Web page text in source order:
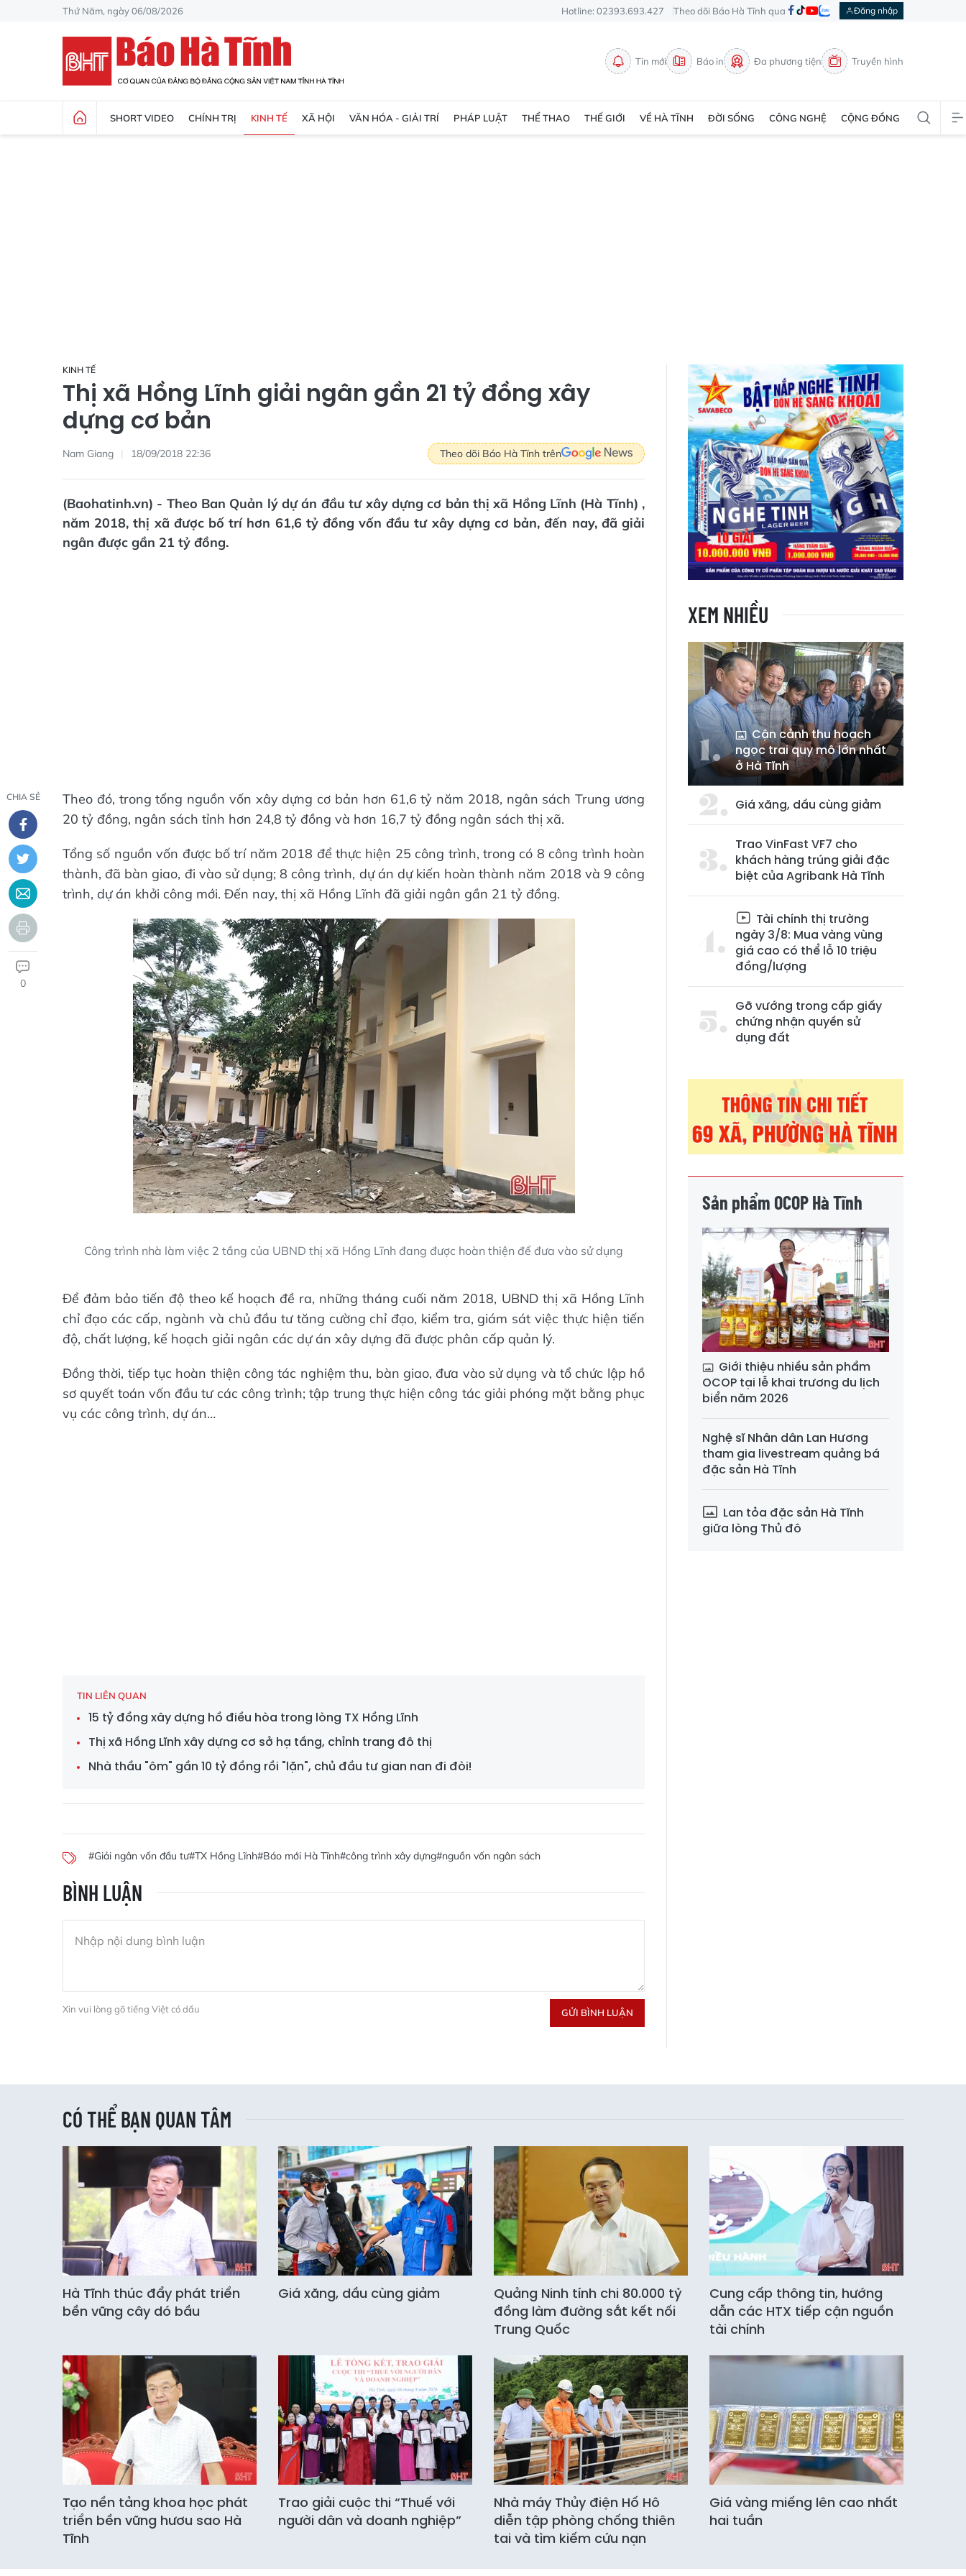
Thứ Năm, ngày 06/08/2026 Hotline: 02393.693.427 Theo dõi Báo Hà Tĩnh qua Đăng nhập
Tin mới Báo in Đa phương tiện Truyền hình
SHORT VIDEO CHÍNH TRỊ KINH TẾ XÃ HỘI VĂN HÓA - GIẢI TRÍ PHÁP LUẬT THỂ THAO THẾ GIỚI VỀ HÀ TĨNH ĐỜI SỐNG CÔNG NGHỆ CỘNG ĐỒNG
KINH TẾ
Thị xã Hồng Lĩnh giải ngân gần 21 tỷ đồng xây
dựng cơ bản
Nam Giang 18/09/2018 22:36 Theo dõi Báo Hà Tĩnh trên
(Baohatinh.vn) - Theo Ban Quản lý dự án đầu tư xây dựng cơ bản thị xã Hồng Lĩnh (Hà Tĩnh) ,
năm 2018, thị xã được bố trí hơn 61,6 tỷ đồng vốn đầu tư xây dựng cơ bản, đến nay, đã giải
ngân được gần 21 tỷ đồng.
CHIA SẺ
0
Theo đó, trong tổng nguồn vốn xây dựng cơ bản hơn 61,6 tỷ năm 2018, ngân sách Trung ương
20 tỷ đồng, ngân sách tỉnh hơn 24,8 tỷ đồng và hơn 16,7 tỷ đồng ngân sách thị xã.
Tổng số nguồn vốn được bố trí năm 2018 để thực hiện 25 công trình, trong có 8 công trình hoàn
thành, đã bàn giao, đi vào sử dụng; 8 công trình, dự án dự kiến hoàn thành năm 2018 và 9 công
trình, dự án khởi công mới. Đến nay, thị xã Hồng Lĩnh đã giải ngân gần 21 tỷ đồng.
Công trình nhà làm việc 2 tầng của UBND thị xã Hồng Lĩnh đang được hoàn thiện để đưa vào sử dụng
Để đảm bảo tiến độ theo kế hoạch đề ra, những tháng cuối năm 2018, UBND thị xã Hồng Lĩnh
chỉ đạo các cấp, ngành và chủ đầu tư tăng cường chỉ đạo, kiểm tra, giám sát việc thực hiện tiến
độ, chất lượng, kế hoạch giải ngân các dự án xây dựng đã được phân cấp quản lý.
Đồng thời, tiếp tục hoàn thiện công tác nghiệm thu, bàn giao, đưa vào sử dụng và tổ chức lập hồ
sơ quyết toán vốn đầu tư các công trình; tập trung thực hiện công tác giải phóng mặt bằng phục
vụ các công trình, dự án…
TIN LIÊN QUAN
15 tỷ đồng xây dựng hồ điều hòa trong lòng TX Hồng Lĩnh
Thị xã Hồng Lĩnh xây dựng cơ sở hạ tầng, chỉnh trang đô thị
Nhà thầu "ôm" gần 10 tỷ đồng rồi "lặn", chủ đầu tư gian nan đi đòi!
#Giải ngân vốn đầu tư#TX Hồng Lĩnh#Báo mới Hà Tĩnh#công trình xây dựng#nguồn vốn ngân sách
BÌNH LUẬN
Xin vui lòng gõ tiếng Việt có dấu GỬI BÌNH LUẬN
XEM NHIỀU
Cận cảnh thu hoạch
ngọc trai quy mô lớn nhất
ở Hà Tĩnh
Giá xăng, dầu cùng giảm
Trao VinFast VF7 cho
khách hàng trúng giải đặc
biệt của Agribank Hà Tĩnh
Tài chính thị trường
ngày 3/8: Mua vàng vùng
giá cao có thể lỗ 10 triệu
đồng/lượng
Gỡ vướng trong cấp giấy
chứng nhận quyền sử
dụng đất
Sản phẩm OCOP Hà Tĩnh
Giới thiệu nhiều sản phẩm
OCOP tại lễ khai trương du lịch
biển năm 2026
Nghệ sĩ Nhân dân Lan Hương
tham gia livestream quảng bá
đặc sản Hà Tĩnh
Lan tỏa đặc sản Hà Tĩnh
giữa lòng Thủ đô
CÓ THỂ BẠN QUAN TÂM
Hà Tĩnh thúc đẩy phát triển
bền vững cây dó bầu
Giá xăng, dầu cùng giảm
Quảng Ninh tính chi 80.000 tỷ
đồng làm đường sắt kết nối
Trung Quốc
Cung cấp thông tin, hướng
dẫn các HTX tiếp cận nguồn
tài chính
Tạo nền tảng khoa học phát
triển bền vững hươu sao Hà
Tĩnh
Trao giải cuộc thi “Thuế với
người dân và doanh nghiệp”
Nhà máy Thủy điện Hố Hô
diễn tập phòng chống thiên
tai và tìm kiếm cứu nạn
Giá vàng miếng lên cao nhất
hai tuần